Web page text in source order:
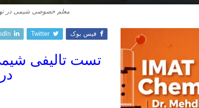
معلم خصوصی شیمی در
فیس بوک Twitter
تست تالیفی
در